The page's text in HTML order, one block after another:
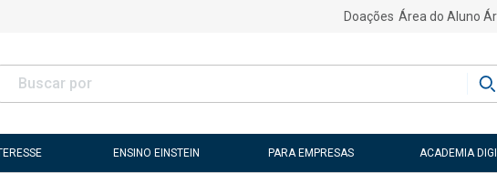
Doações Área do Aluno
ENSINO EINSTEIN PARA EMPRESAS ACADEMIA